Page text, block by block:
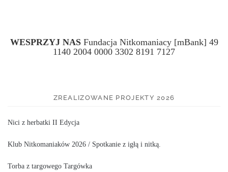
WESPRZYJ NASFundacja Nitkomaniacy [mBank] 49
1140 2004 0000 3302 8191 7127
ZREALIZOWANE PROJEKTY 2026
Nici z herbatki II Edycja
Klub Nitkomaniaków 2026 / Spotkanie z igłą i nitką.
Torba z targowego Targówka